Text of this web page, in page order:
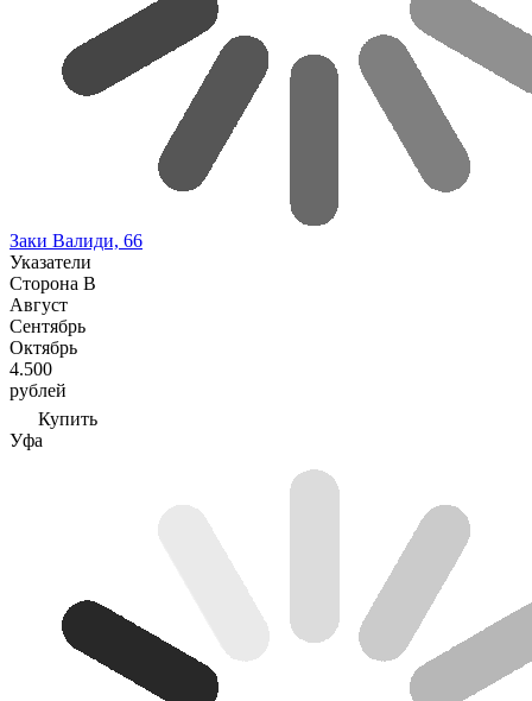
Заки Валиди, 66
Указатели
Сторона В
Август
Сентябрь
Октябрь
4.500
рублей
Купить
Уфа